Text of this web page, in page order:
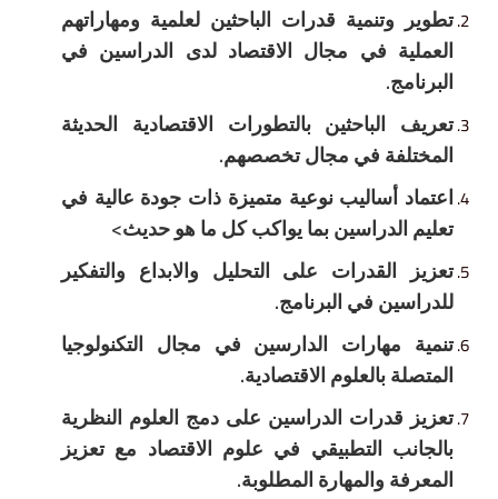
تطوير وتنمية قدرات الباحثين لعلمية ومهاراتهم
العملية في مجال الاقتصاد لدى الدراسين في
البرنامج.
تعريف الباحثين بالتطورات الاقتصادية الحديثة
المختلفة في مجال تخصصهم.
اعتماد أساليب نوعية متميزة ذات جودة عالية في
تعليم الدراسين بما يواكب كل ما هو حديث>
تعزيز القدرات على التحليل والابداع والتفكير
للدراسين في البرنامج.
تنمية مهارات الدارسين في مجال التكنولوجيا
المتصلة بالعلوم الاقتصادية.
تعزيز قدرات الدراسين على دمج العلوم النظرية
بالجانب التطبيقي في علوم الاقتصاد مع تعزيز
المعرفة والمهارة المطلوبة.